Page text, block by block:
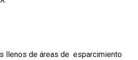
llenos de áreas de esparcimiento